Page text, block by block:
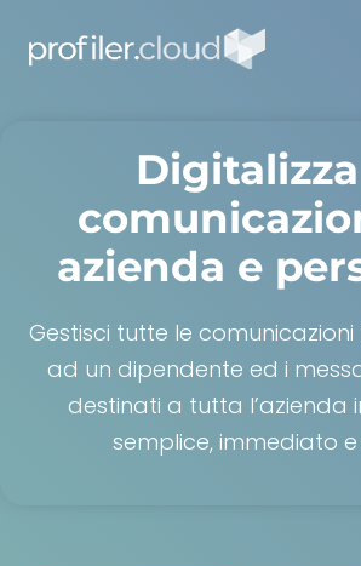
azienda e
Gestisci tutte le
ad un dipendente ed i
destinati a tutta l’azienda
semplice, immediato e